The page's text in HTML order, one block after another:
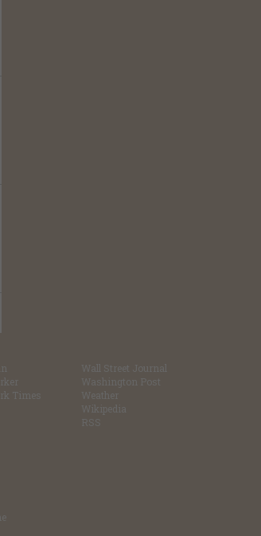
Times
Wall Street Journal
Washington Post
Weather
Wikipedia
RSS